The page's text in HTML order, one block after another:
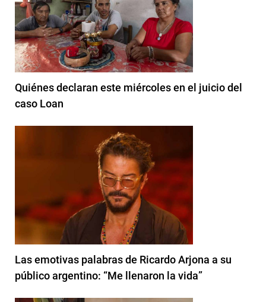
Quiénes declaran este miércoles en el juicio del
caso Loan
Las emotivas palabras de Ricardo Arjona a su
público argentino: “Me llenaron la vida”